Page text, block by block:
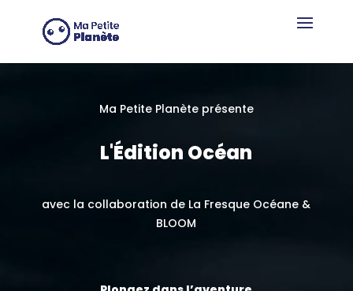
Ma Petite Planète présente
L'Édition Océan
avec la collaboration de La Fresque Océane &
BLOOM